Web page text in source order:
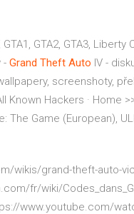
GTA1, GTA2, GTA3,
- Grand Theft Auto IV -
screenshoty,
Known Hackers · Home
The Game (European),
wikis/grand-theft-auto-
fr/wiki/
www.youtube.com/